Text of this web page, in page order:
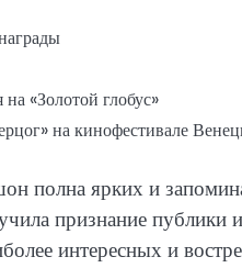
«Золотой глобус»
на кинофестивале
полна ярких и
признание публики
интересных и